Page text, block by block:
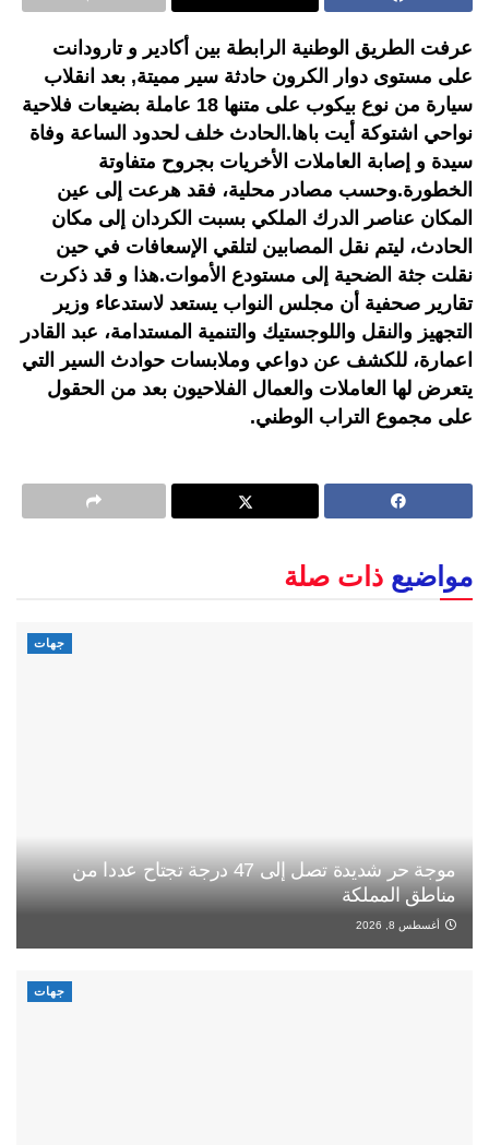
عرفت الطريق الوطنية الرابطة بين أكادير و تارودانت
على مستوى دوار الكرون حادثة سير مميتة, بعد انقلاب
سيارة من نوع بيكوب على متنها 18 عاملة بضيعات فلاحية
نواحي اشتوكة أيت باها.الحادث خلف لحدود الساعة وفاة
سيدة و إصابة العاملات الأخريات بجروح متفاوتة
الخطورة.وحسب مصادر محلية، فقد هرعت إلى عين
المكان عناصر الدرك الملكي بسبت الكردان إلى مكان
الحادث، ليتم نقل المصابين لتلقي الإسعافات في حين
نقلت جثة الضحية إلى مستودع الأموات.هذا و قد ذكرت
تقارير صحفية أن مجلس النواب يستعد لاستدعاء وزير
التجهيز والنقل واللوجستيك والتنمية المستدامة، عبد القادر
اعمارة، للكشف عن دواعي وملابسات حوادث السير التي
يتعرض لها العاملات والعمال الفلاحيون بعد من الحقول
على مجموع التراب الوطني.
مواضيع ذات صلة
جهات
موجة حر شديدة تصل إلى 47 درجة تجتاح عددا من
مناطق المملكة
أغسطس 8, 2026
جهات